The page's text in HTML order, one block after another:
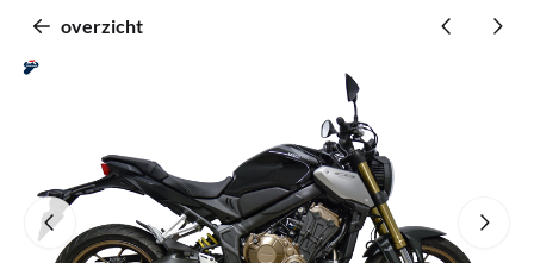
overzicht